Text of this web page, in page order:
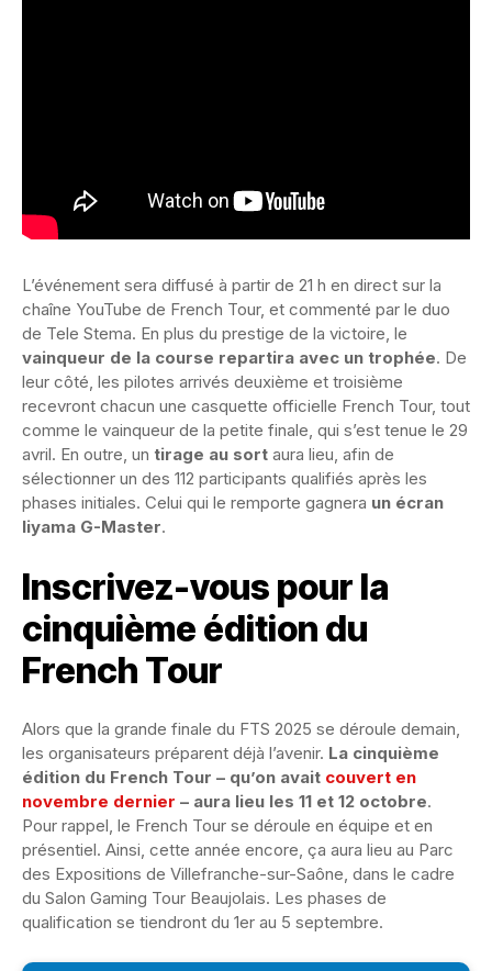
L’événement sera diffusé à partir de 21 h en direct sur la
chaîne YouTube de French Tour, et commenté par le duo
de Tele Stema. En plus du prestige de la victoire, le
vainqueur de la course repartira avec un trophée. De
leur côté, les pilotes arrivés deuxième et troisième
recevront chacun une casquette officielle French Tour, tout
comme le vainqueur de la petite finale, qui s’est tenue le 29
avril. En outre, un tirage au sort aura lieu, afin de
sélectionner un des 112 participants qualifiés après les
phases initiales. Celui qui le remporte gagnera un écran
Iiyama G-Master.
Inscrivez-vous pour la
cinquième édition du
French Tour
Alors que la grande finale du FTS 2025 se déroule demain,
les organisateurs préparent déjà l’avenir. La cinquième
édition du French Tour – qu’on avait couvert en
novembre dernier – aura lieu les 11 et 12 octobre.
Pour rappel, le French Tour se déroule en équipe et en
présentiel. Ainsi, cette année encore, ça aura lieu au Parc
des Expositions de Villefranche-sur-Saône, dans le cadre
du Salon Gaming Tour Beaujolais. Les phases de
qualification se tiendront du 1er au 5 septembre.